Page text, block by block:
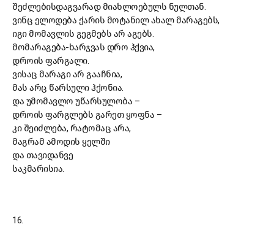
შეძლებისდაგვარად მიახლოებულს ნულთან.
ვინც ელოდება ქარის მოტანილ ახალ მარაგებს,
იგი მომავლის გეგმებს არ აგებს.
მომარაგება-ხარჯვას დრო ჰქვია,
დროის ფარგალი.
ვისაც მარაგი არ გააჩნია,
მას არც წარსული ჰქონია.
და უმომავლო უწარსულობა –
დროის ფარგლებს გარეთ ყოფნა –
კი შეიძლება, რატომაც არა,
მაგრამ ამოდის ყელში
და თავიდანვე
საკმარისია.
16.